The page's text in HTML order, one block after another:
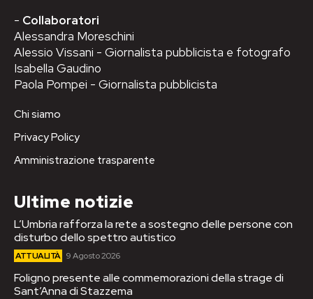
- Collaboratori
Alessandra Moreschini
Alessio Vissani - Giornalista pubblicista e fotografo
Isabella Gaudino
Paola Pompei - Giornalista pubblicista
Chi siamo
Privacy Policy
Amministrazione trasparente
Ultime notizie
L’Umbria rafforza la rete a sostegno delle persone con
disturbo dello spettro autistico
ATTUALITÀ 9 Agosto 2026
Foligno presente alle commemorazioni della strage di
Sant’Anna di Stazzema